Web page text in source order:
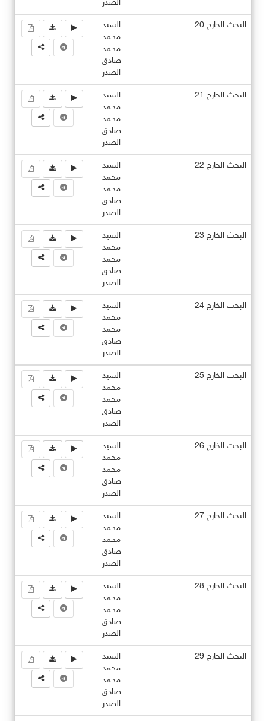
الصدر
البحث الخارج 20
السيد
محمد
محمد
صادق
الصدر
البحث الخارج 21
السيد
محمد
محمد
صادق
الصدر
البحث الخارج 22
السيد
محمد
محمد
صادق
الصدر
البحث الخارج 23
السيد
محمد
محمد
صادق
الصدر
البحث الخارج 24
السيد
محمد
محمد
صادق
الصدر
البحث الخارج 25
السيد
محمد
محمد
صادق
الصدر
البحث الخارج 26
السيد
محمد
محمد
صادق
الصدر
البحث الخارج 27
السيد
محمد
محمد
صادق
الصدر
البحث الخارج 28
السيد
محمد
محمد
صادق
الصدر
البحث الخارج 29
السيد
محمد
محمد
صادق
الصدر